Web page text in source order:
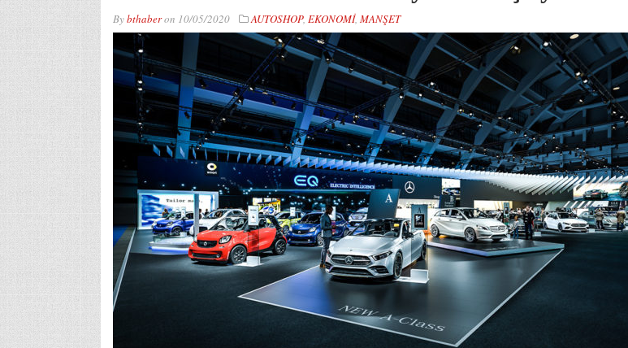
Bybthaberon 10/05/2020 AUTOSHOP, EKONOMİ, MANŞET